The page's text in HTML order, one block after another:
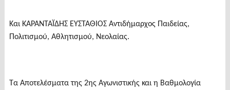
Και ΚΑΡΑΝΤΑΪΔΗΣ ΕΥΣΤΑΘΙΟΣ Αντιδήμαρχος Παιδείας,
Πολιτισμού, Αθλητισμού, Νεολαίας.
Τα Αποτελέσματα της 2ης Αγωνιστικής και η Βαθμολογία